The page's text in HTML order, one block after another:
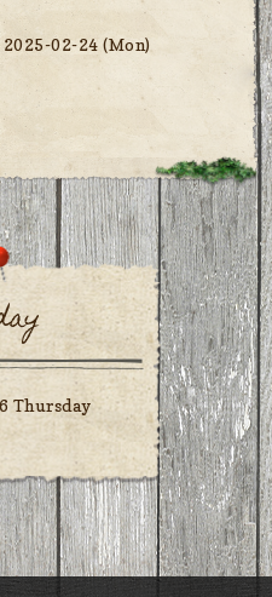
02-24 (Mon)
Thursday